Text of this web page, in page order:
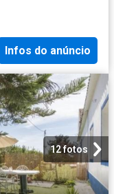
Infos do anúncio
12 fotos